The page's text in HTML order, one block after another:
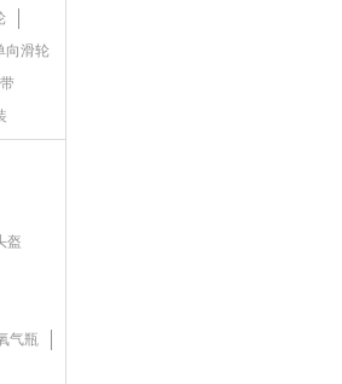
向滑轮
盔
气瓶